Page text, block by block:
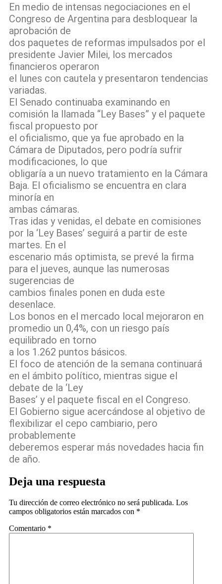
En medio de intensas negociaciones en el
Congreso de Argentina para desbloquear la
aprobación de
dos paquetes de reformas impulsados por el
presidente Javier Milei, los mercados
financieros operaron
el lunes con cautela y presentaron tendencias
variadas.
El Senado continuaba examinando en
comisión la llamada “Ley Bases” y el paquete
fiscal propuesto por
el oficialismo, que ya fue aprobado en la
Cámara de Diputados, pero podría sufrir
modificaciones, lo que
obligaría a un nuevo tratamiento en la Cámara
Baja. El oficialismo se encuentra en clara
minoría en
ambas cámaras.
Tras idas y venidas, el debate en comisiones
por la ‘Ley Bases’ seguirá a partir de este
martes. En el
escenario más optimista, se prevé la firma
para el jueves, aunque las numerosas
sugerencias de
cambios finales ponen en duda este
desenlace.
Los bonos en el mercado local mejoraron en
promedio un 0,4%, con un riesgo país
equilibrado en torno
a los 1.262 puntos básicos.
El foco de atención de la semana continuará
en el ámbito político, mientras sigue el
debate de la ‘Ley
Bases’ y el paquete fiscal en el Congreso.
El Gobierno sigue acercándose al objetivo de
flexibilizar el cepo cambiario, pero
probablemente
deberemos esperar más novedades hacia fin
de año.
Deja una respuesta
Tu dirección de correo electrónico no será publicada. Los
campos obligatorios están marcados con *
Comentario *